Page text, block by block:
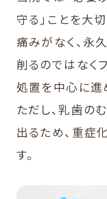
守る」ことを大
痛みがなく、永
削るのではなく
処置を中心に進
ただし、乳歯の
出るため、重症
す。